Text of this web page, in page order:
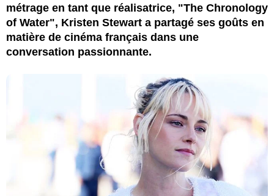
métrage en tant que réalisatrice, "The Chronology
of Water", Kristen Stewart a partagé ses goûts en
matière de cinéma français dans une
conversation passionnante.